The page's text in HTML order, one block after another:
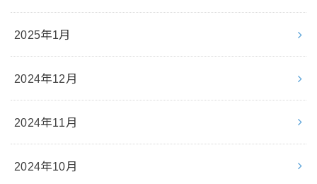
2025年1月
2024年12月
2024年11月
2024年10月